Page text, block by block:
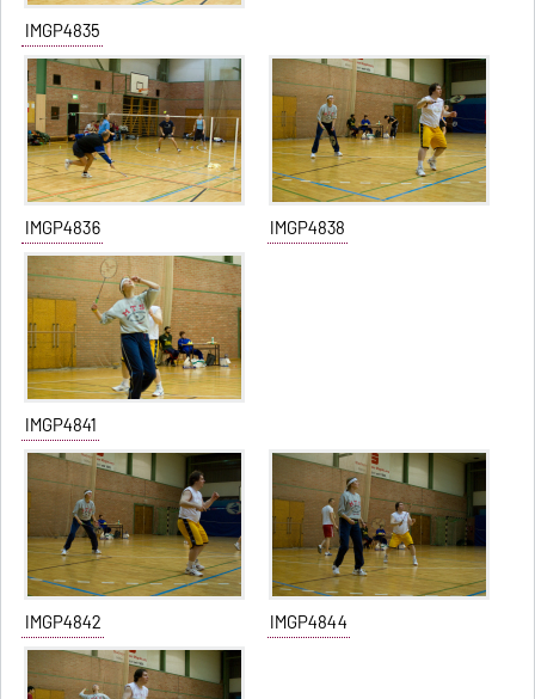
IMGP4835
IMGP4836 IMGP4838
IMGP4841
IMGP4842 IMGP4844